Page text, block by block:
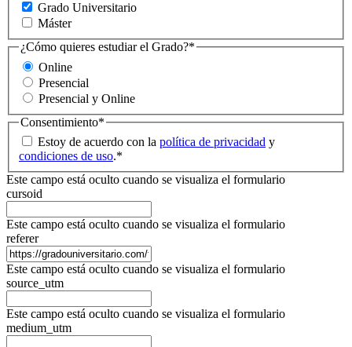
Grado Universitario
Máster
¿Cómo quieres estudiar el Grado?*
Online
Presencial
Presencial y Online
Consentimiento*
Estoy de acuerdo con la política de privacidad y
condiciones de uso.*
Este campo está oculto cuando se visualiza el formulario
cursoid
Este campo está oculto cuando se visualiza el formulario
referer
Este campo está oculto cuando se visualiza el formulario
source_utm
Este campo está oculto cuando se visualiza el formulario
medium_utm